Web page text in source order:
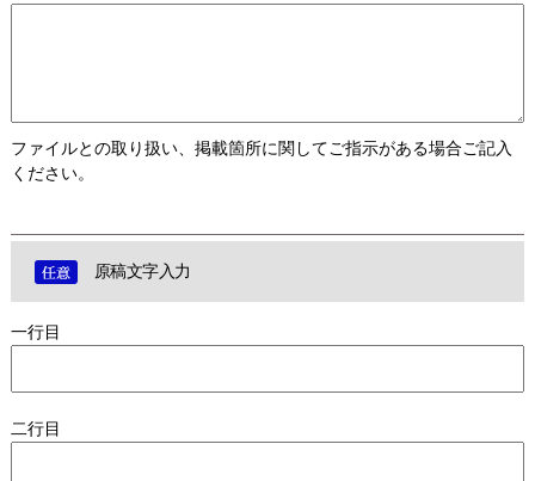
ファイルとの取り扱い、掲載箇所に関してご指示がある場合ご記入
ください。
原稿文字入力
一行目
二行目